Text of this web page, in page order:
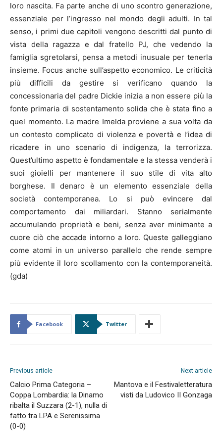
loro nascita. Fa parte anche di uno scontro generazione,
essenziale per l’ingresso nel mondo degli adulti. In tal
senso, i primi due capitoli vengono descritti dal punto di
vista della ragazza e dal fratello PJ, che vedendo la
famiglia sgretolarsi, pensa a metodi inusuale per tenerla
insieme. Focus anche sull’aspetto economico. Le criticità
più difficili da gestire si verificano quando la
concessionaria del padre Dickie inizia a non essere più la
fonte primaria di sostentamento solida che è stata fino a
quel momento. La madre Imelda proviene a sua volta da
un contesto complicato di violenza e povertà e l’idea di
ricadere in uno scenario di indigenza, la terrorizza.
Quest’ultimo aspetto è fondamentale e la stessa venderà i
suoi gioielli per mantenere il suo stile di vita alto
borghese. Il denaro è un elemento essenziale della
società contemporanea. Lo si può evincere dal
comportamento dai miliardari. Stanno serialmente
accumulando proprietà e beni, senza aver minimante a
cuore ciò che accade intorno a loro. Queste galleggiano
come atomi in un universo parallelo che rende sempre
più evidente il loro scollamento con la contemporaneità.
(gda)
Facebook Twitter
Previous article
Calcio Prima Categoria –
Coppa Lombardia: la Dinamo
ribalta il Suzzara (2-1), nulla di
fatto tra LPA e Serenissima
(0-0)
Next article
Mantova e il Festivaletteratura
visti da Ludovico II Gonzaga